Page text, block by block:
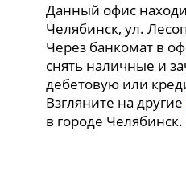
Данный офис
Челябинск, ул.
Через банкомат в
снять наличные и
дебетовую или
Взгляните на другие
в городе Челябинск.